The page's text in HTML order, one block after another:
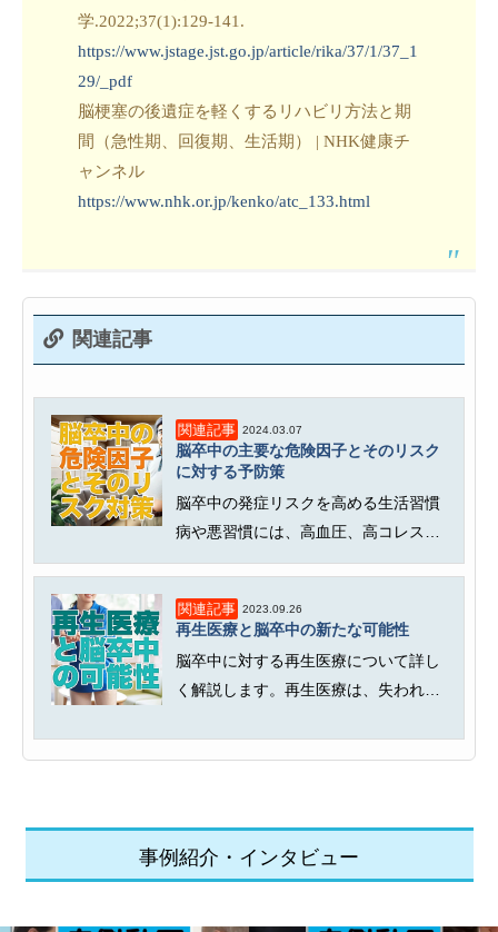
学.2022;37(1):129-141.
https://www.jstage.jst.go.jp/article/rika/37/1/37_1
29/_pdf
脳梗塞の後遺症を軽くするリハビリ方法と期
間（急性期、回復期、生活期） | NHK健康チ
ャンネル
https://www.nhk.or.jp/kenko/atc_133.html
関連記事
関連記事 2024.03.07
脳卒中の主要な危険因子とそのリスク
に対する予防策
脳卒中の発症リスクを高める生活習慣
病や悪習慣には、高血圧、高コレステ
ロール血症、糖尿病、肥満、喫煙、...
関連記事 2023.09.26
再生医療と脳卒中の新たな可能性
脳卒中に対する再生医療について詳し
く解説します。再生医療は、失われた
事例紹介・インタビュー